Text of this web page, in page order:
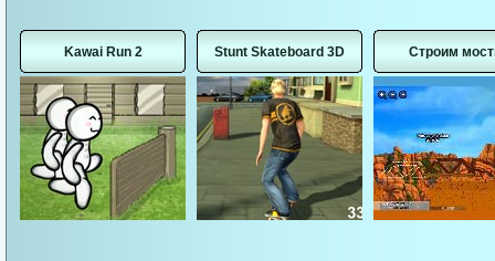
Kawai Run 2 Stunt Skateboard 3D Строим